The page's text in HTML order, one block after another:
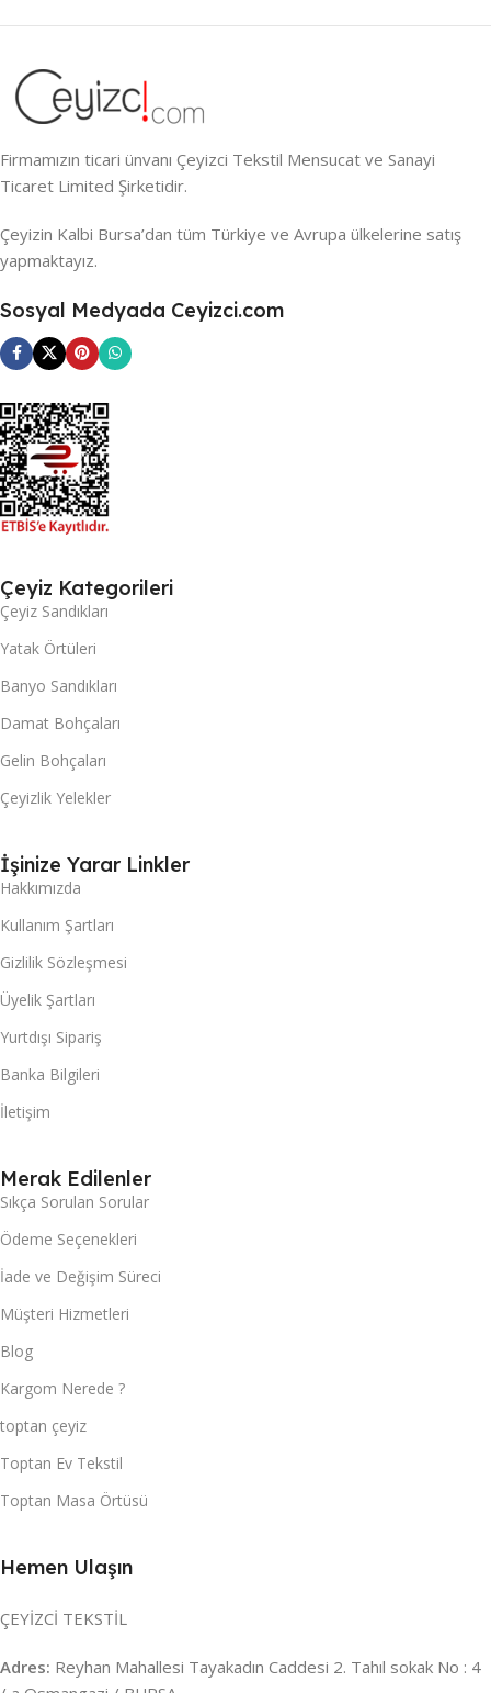
Firmamızın ticari ünvanı Çeyizci Tekstil Mensucat ve Sanayi
Ticaret Limited Şirketidir.
Çeyizin Kalbi Bursa’dan tüm Türkiye ve Avrupa ülkelerine satış
yapmaktayız.
Sosyal Medyada Ceyizci.com
Çeyiz Kategorileri
Çeyiz Sandıkları
Yatak Örtüleri
Banyo Sandıkları
Damat Bohçaları
Gelin Bohçaları
Çeyizlik Yelekler
İşinize Yarar Linkler
Hakkımızda
Kullanım Şartları
Gizlilik Sözleşmesi
Üyelik Şartları
Yurtdışı Sipariş
Banka Bilgileri
İletişim
Merak Edilenler
Sıkça Sorulan Sorular
Ödeme Seçenekleri
İade ve Değişim Süreci
Müşteri Hizmetleri
Blog
Kargom Nerede ?
toptan çeyiz
Toptan Ev Tekstil
Toptan Masa Örtüsü
Hemen Ulaşın
ÇEYİZCİ TEKSTİL
Adres: Reyhan Mahallesi Tayakadın Caddesi 2. Tahıl sokak No : 4